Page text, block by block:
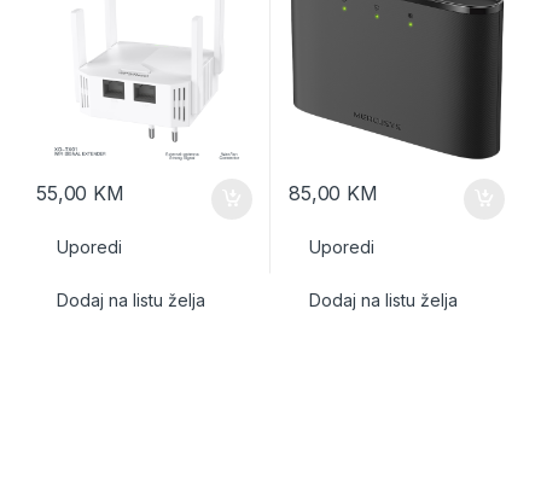
55,00 KM
Uporedi
Dodaj na listu želja
85,00 KM
Uporedi
Dodaj na listu želja